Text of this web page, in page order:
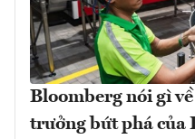
Bloomberg nói gì
trưởng bứt phá